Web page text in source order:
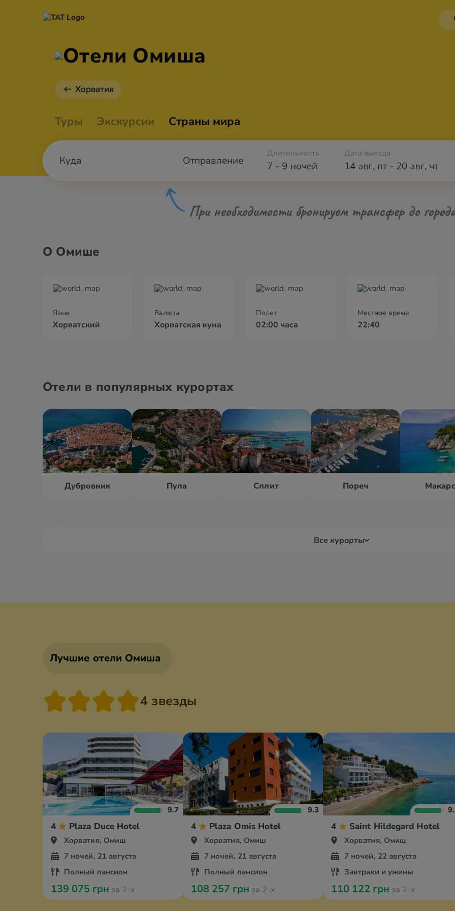
Отели Омиша
Хорватия
Туры Экскурсии Страны мира
Отправление 7 - 9 ночей
Длительность Дата выезда
14 авг, пт- 20 авг, чт
При необходимости бронируем трансфер до
О Омише
Язык
Хорватский
Валюта
Хорватская куна
Полет
02:00 часа
Местное время
22:40
Отели в популярных курортах
Дубровник Пула Сплит Пореч
Все курорты
Лучшие отели Омиша
4 звезды
9.7
4 Plaza Duce Hotel
Хорватия, Омиш
7 ночей, 21 августа
Полный пансион
139 075 грн за 2-х
9.3
4 Plaza Omis Hotel
Хорватия, Омиш
7 ночей, 21 августа
Полный пансион
108 257 грн за 2-х
4 Saint Hildegard Hotel
Хорватия, Омиш
7 ночей, 22 августа
Завтраки и ужины
110 122 грн за 2-х